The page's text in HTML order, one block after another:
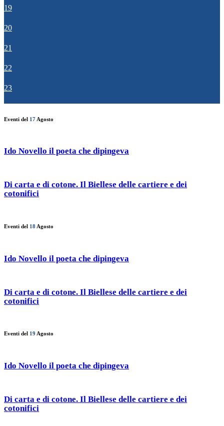
19
20
21
22
23
Eventi del 17 Agosto
Ido Novello il poeta che dipingeva
Di carta e di cotone. Il Biellese delle cartiere e dei
cotonifici
Eventi del 18 Agosto
Ido Novello il poeta che dipingeva
Di carta e di cotone. Il Biellese delle cartiere e dei
cotonifici
Eventi del 19 Agosto
Ido Novello il poeta che dipingeva
Di carta e di cotone. Il Biellese delle cartiere e dei
cotonifici